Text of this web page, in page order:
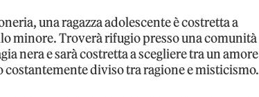
una ragazza adolescente è costretta a
minore. Troverà rifugio presso una comunità
nera e sarà costretta a scegliere tra un amore
diviso tra ragione e misticismo.